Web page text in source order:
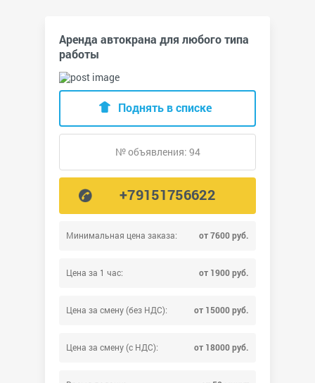
Аренда автокрана для любого типа
работы
Минимальная цена заказа: от 7600 руб.
Цена за 1 час: от 1900 руб.
Цена за смену (без НДС): от 15000 руб.
Цена за смену (с НДС): от 18000 руб.
Поднять в списке
№ объявления: 94
+79151756622